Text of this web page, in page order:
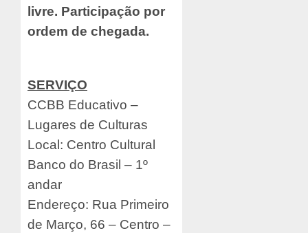
livre. Participação por
ordem de chegada.
SERVIÇO
CCBB Educativo –
Lugares de Culturas
Local: Centro Cultural
Banco do Brasil – 1º
andar
Endereço: Rua Primeiro
de Março, 66 – Centro –